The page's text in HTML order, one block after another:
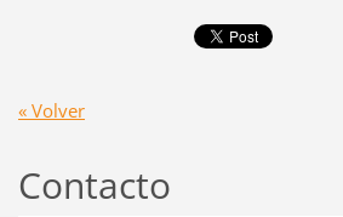
« Volver
Contacto